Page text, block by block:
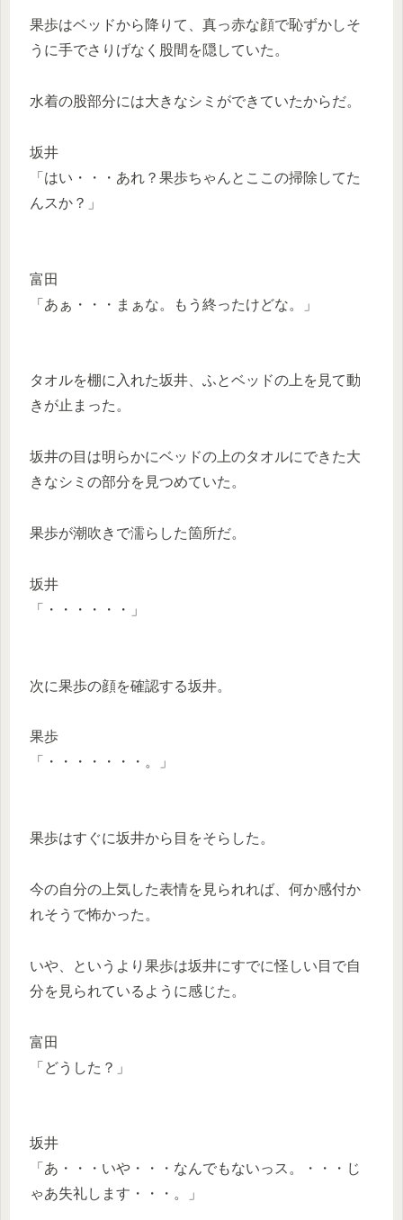
果歩はベッドから降りて、真っ赤な顔で恥ずかしそ
うに手でさりげなく股間を隠していた。
水着の股部分には大きなシミができていたからだ。
坂井
「はい・・・あれ？果歩ちゃんとここの掃除してた
んスか？」
富田
「あぁ・・・まぁな。もう終ったけどな。」
タオルを棚に入れた坂井、ふとベッドの上を見て動
きが止まった。
坂井の目は明らかにベッドの上のタオルにできた大
きなシミの部分を見つめていた。
果歩が潮吹きで濡らした箇所だ。
坂井
「・・・・・・」
次に果歩の顔を確認する坂井。
果歩
「・・・・・・・。」
果歩はすぐに坂井から目をそらした。
今の自分の上気した表情を見られれば、何か感付か
れそうで怖かった。
いや、というより果歩は坂井にすでに怪しい目で自
分を見られているように感じた。
富田
「どうした？」
坂井
「あ・・・いや・・・なんでもないっス。・・・じ
ゃあ失礼します・・・。」